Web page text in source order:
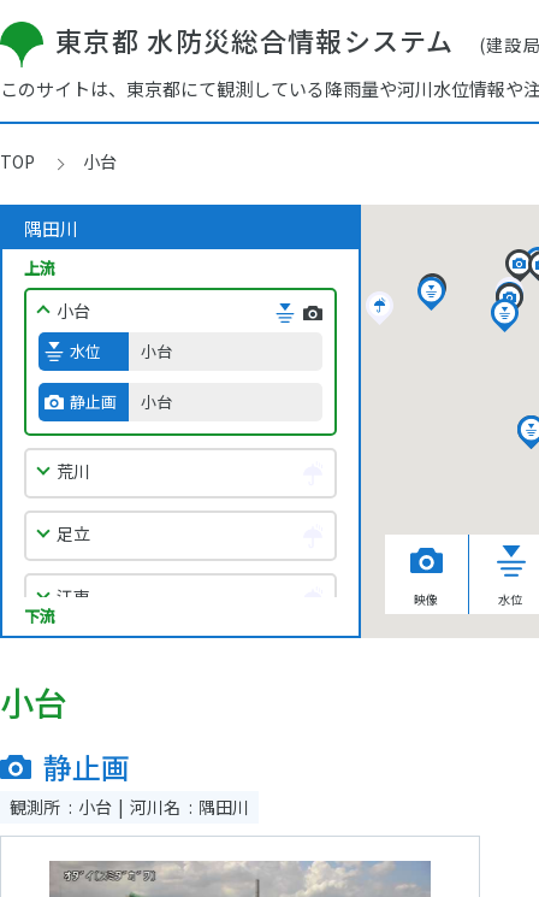
東京都 水防災総合情報システム (建設
このサイトは、東京都にて観測している降雨量や河川水位情報
TOP 小台
隅田川
上流
小台
水位 小台
静止画 小台
荒川
足立
江東
下流
映像 水位
小台
静止画
観測所 小台 河川名 隅田川